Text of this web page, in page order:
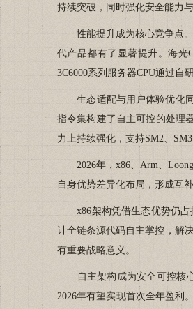
持续突破，同时强化安全能力与
性能提升成为核心竞争点。
代产品都有了显著提升。海光
3C6000系列服务器CPU通过自
生态适配与用户体验优化同
指令集构建了自主可控的处理
力上持续强化，支持SM2、
2026年，x86、Arm、
自身优势差异化布局，形成互补
x86架构凭借生态优势仍占据
计全链条源代码自主掌控，解
有重要战略意义。
自主架构成为安全可控核心
2026年有望实现首次全年盈利